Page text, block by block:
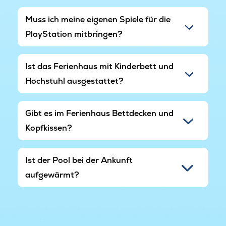
zur Verfügung und sind ein gemütlicher
Treffpunkt für alle.
Muss ich meine eigenen Spiele für die
PlayStation mitbringen?
Ist das Ferienhaus mit Kinderbett und
Hochstuhl ausgestattet?
Gibt es im Ferienhaus Bettdecken und
Kopfkissen?
Ist der Pool bei der Ankunft
aufgewärmt?